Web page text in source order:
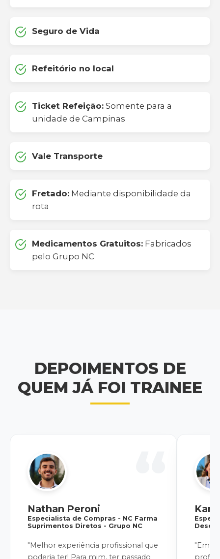
Seguro de Vida
Refeitório no local
Ticket Refeição: Somente para a
unidade de Campinas
Vale Transporte
Fretado: Mediante disponibilidade da
rota
Medicamentos Gratuitos: Fabricados
pelo Grupo NC
DEPOIMENTOS DE
QUEM JÁ FOI TRAINEE
Nathan Peroni
Especialista de Compras - NC Farma
Suprimentos Diretos - Grupo NC
"Melhor experiência profissional que
poderia ter! Para mim, ter passado
"Em